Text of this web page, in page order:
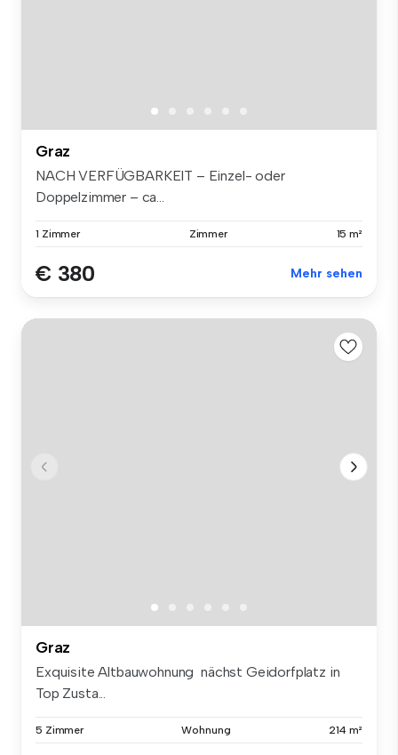
Graz
NACH VERFÜGBARKEIT – Einzel- oder
Doppelzimmer – ca...
1 Zimmer Zimmer 15 m²
€ 380 Mehr sehen
Graz
Exquisite Altbauwohnung nächst Geidorfplatz in
Top Zusta...
5 Zimmer Wohnung 214 m²